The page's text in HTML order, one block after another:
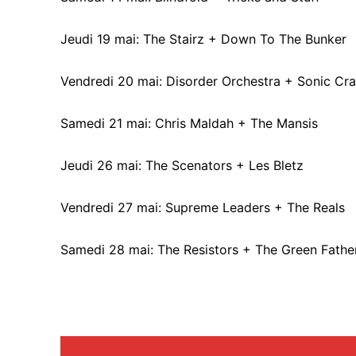
Jeudi 19 mai: The Stairz + Down To The Bunker
Vendredi 20 mai: Disorder Orchestra + Sonic
Samedi 21 mai: Chris Maldah + The Mansis
Jeudi 26 mai: The Scenators + Les Bletz
Vendredi 27 mai: Supreme Leaders + The Reals
Samedi 28 mai: The Resistors + The Green